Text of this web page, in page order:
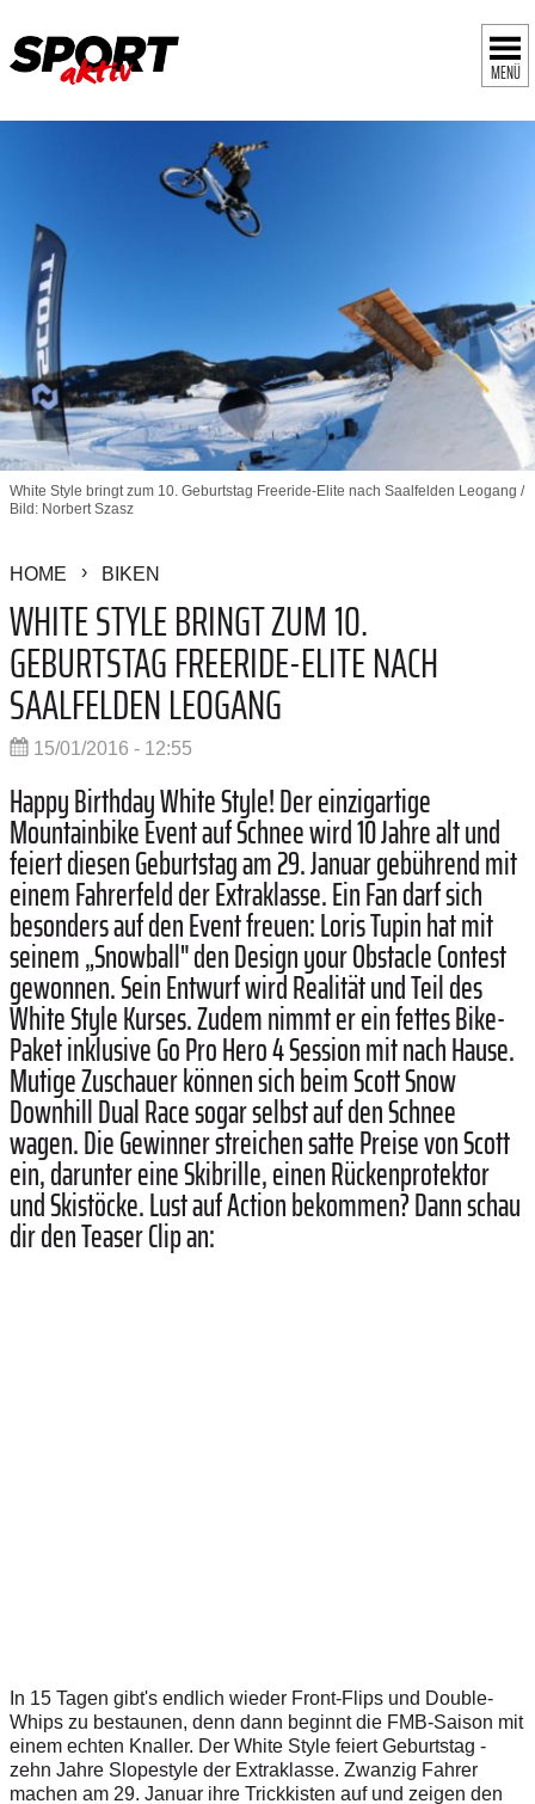
MENÜ
White Style bringt zum 10. Geburtstag Freeride-Elite nach Saalfelden Leogang /
Bild: Norbert Szasz
HOME BIKEN
WHITE STYLE BRINGT ZUM 10.
GEBURTSTAG FREERIDE-ELITE NACH
SAALFELDEN LEOGANG
15/01/2016 - 12:55
Happy Birthday White Style! Der einzigartige
Mountainbike Event auf Schnee wird 10 Jahre alt und
feiert diesen Geburtstag am 29. Januar gebührend mit
einem Fahrerfeld der Extraklasse. Ein Fan darf sich
besonders auf den Event freuen: Loris Tupin hat mit
seinem „Snowball" den Design your Obstacle Contest
gewonnen. Sein Entwurf wird Realität und Teil des
White Style Kurses. Zudem nimmt er ein fettes Bike-
Paket inklusive Go Pro Hero 4 Session mit nach Hause.
Mutige Zuschauer können sich beim Scott Snow
Downhill Dual Race sogar selbst auf den Schnee
wagen. Die Gewinner streichen satte Preise von Scott
ein, darunter eine Skibrille, einen Rückenprotektor
und Skistöcke. Lust auf Action bekommen? Dann schau
dir den Teaser Clip an:
In 15 Tagen gibt's endlich wieder Front-Flips und Double-
Whips zu bestaunen, denn dann beginnt die FMB-Saison mit
einem echten Knaller. Der White Style feiert Geburtstag -
zehn Jahre Slopestyle der Extraklasse. Zwanzig Fahrer
machen am 29. Januar ihre Trickkisten auf und zeigen den